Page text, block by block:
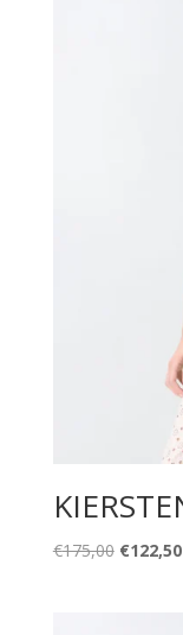
€175,00 Il
€122,50Il